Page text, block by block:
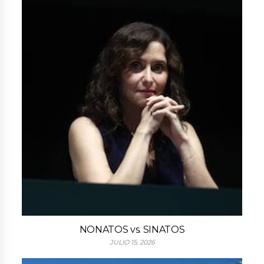
NONATOS vs. SINATOS
JULIO 15, 2026